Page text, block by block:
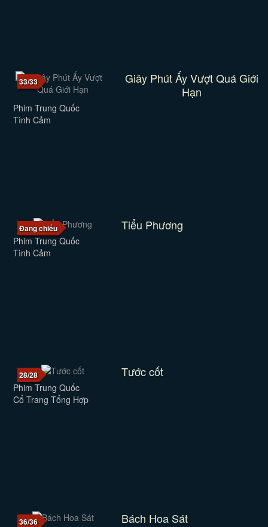
33/33
Giây Phút Ấy Vượt Quá Giới
Hạn
Phim Trung Quốc
Tình Cảm
Đang chiếu Tiểu Phương
Phim Trung Quốc
Tình Cảm
28/28 Tước cốt
Phim Trung Quốc
Cổ Trang Tổng Hợp
36/36 Bách Hoa Sát